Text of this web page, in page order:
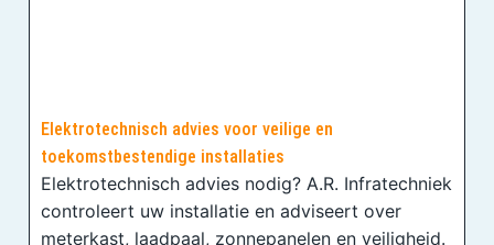
Elektrotechnisch advies voor veilige en
toekomstbestendige installaties
Elektrotechnisch advies nodig? A.R. Infratechniek
controleert uw installatie en adviseert over
meterkast, laadpaal, zonnepanelen en veiligheid.